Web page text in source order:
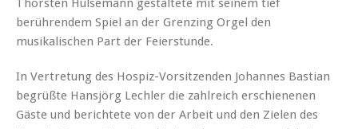
Thorsten Hülsemann gestaltete mit seinem tief
berührendem Spiel an der Grenzing Orgel den
musikalischen Part der Feierstunde.
In Vertretung des Hospiz-Vorsitzenden Johannes Bastian
begrüßte Hansjörg Lechler die zahlreich erschienenen
Gäste und berichtete von der Arbeit und den Zielen des